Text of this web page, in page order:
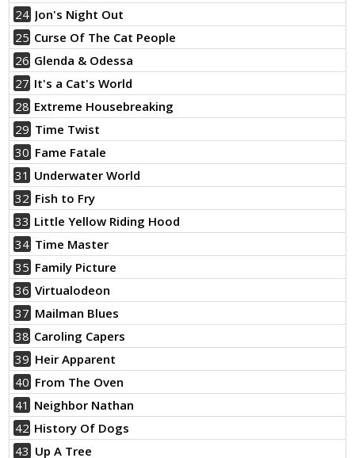
24 Jon's Night Out
25 Curse Of The Cat People
26 Glenda & Odessa
27 It's a Cat's World
28 Extreme Housebreaking
29 Time Twist
30 Fame Fatale
31 Underwater World
32 Fish to Fry
33 Little Yellow Riding Hood
34 Time Master
35 Family Picture
36 Virtualodeon
37 Mailman Blues
38 Caroling Capers
39 Heir Apparent
40 From The Oven
41 Neighbor Nathan
42 History Of Dogs
43 Up A Tree